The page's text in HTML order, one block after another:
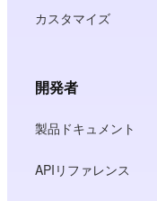
カスタマイズ
開発者
製品ドキュメント
APIリファレンス